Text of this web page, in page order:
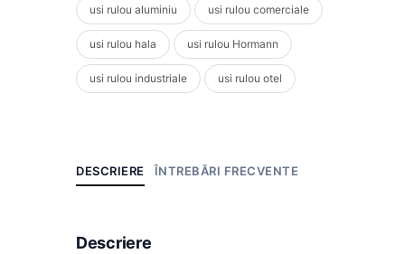
usi rulou aluminiu usi rulou comerciale
usi rulou hala usi rulou Hormann
usi rulou industriale usi rulou otel
DESCRIERE ÎNTREBĂRI FRECVENTE
Descriere